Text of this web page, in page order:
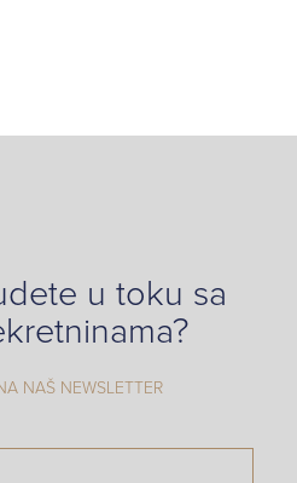
u toku sa
NAŠ NEWSLETTER